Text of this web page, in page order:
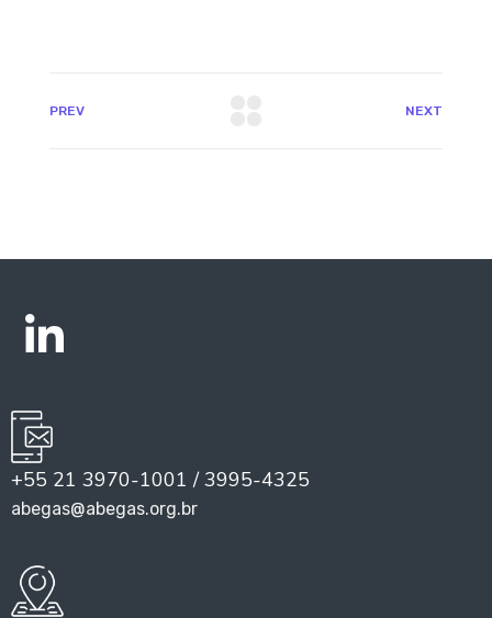
PREV NEXT
+55 21 3970-1001 / 3995-4325
abegas@abegas.org.br